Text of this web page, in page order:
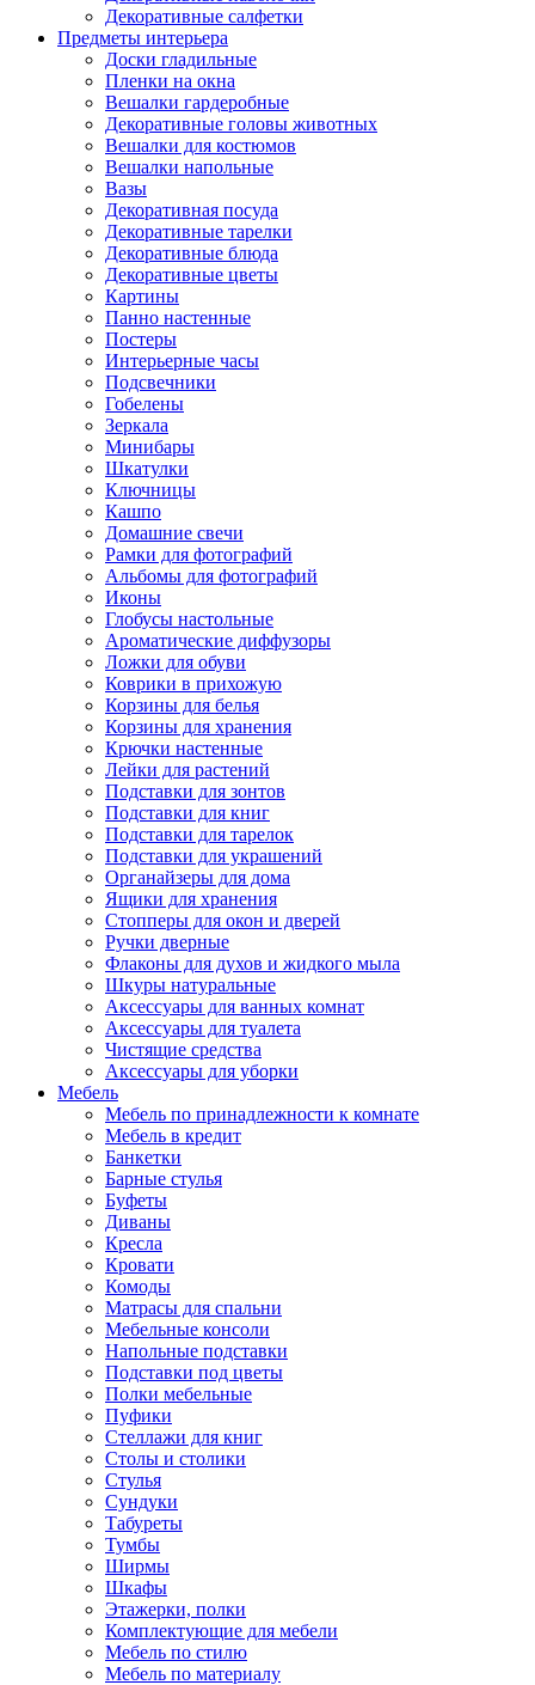
Декоративные салфетки
Предметы интерьера
Доски гладильные
Пленки на окна
Вешалки гардеробные
Декоративные головы животных
Вешалки для костюмов
Вешалки напольные
Вазы
Декоративная посуда
Декоративные тарелки
Декоративные блюда
Декоративные цветы
Картины
Панно настенные
Постеры
Интерьерные часы
Подсвечники
Гобелены
Зеркала
Минибары
Шкатулки
Ключницы
Кашпо
Домашние свечи
Рамки для фотографий
Альбомы для фотографий
Иконы
Глобусы настольные
Ароматические диффузоры
Ложки для обуви
Коврики в прихожую
Корзины для белья
Корзины для хранения
Крючки настенные
Лейки для растений
Подставки для зонтов
Подставки для книг
Подставки для тарелок
Подставки для украшений
Органайзеры для дома
Ящики для хранения
Стопперы для окон и дверей
Ручки дверные
Флаконы для духов и жидкого мыла
Шкуры натуральные
Аксессуары для ванных комнат
Аксессуары для туалета
Чистящие средства
Аксессуары для уборки
Мебель
Мебель по принадлежности к комнате
Мебель в кредит
Банкетки
Барные стулья
Буфеты
Диваны
Кресла
Кровати
Комоды
Матрасы для спальни
Мебельные консоли
Напольные подставки
Подставки под цветы
Полки мебельные
Пуфики
Стеллажи для книг
Столы и столики
Стулья
Сундуки
Табуреты
Тумбы
Ширмы
Шкафы
Этажерки, полки
Комплектующие для мебели
Мебель по стилю
Мебель по материалу